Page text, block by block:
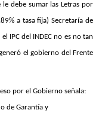
le debe sumar las Letras por
a tasa fija) Secretaría de
IPC del INDEC no es no tan
el gobierno del Frente
por el Gobierno señala:
de Garantía y